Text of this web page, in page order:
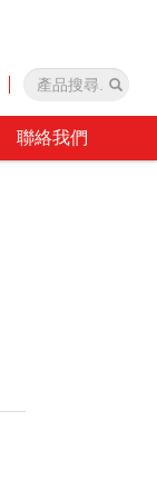
聯絡我們